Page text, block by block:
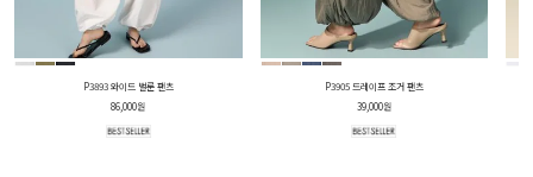
P3893 와이드 벌룬 팬츠
86,000원
P3905 드레이프 조거 팬츠
39,000원